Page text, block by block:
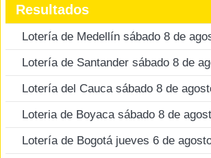
Resultados
Lotería de Medellín sábado 8 de
Lotería de Santander sábado 8 de
Lotería del Cauca sábado 8 de
Loteria de Boyaca sábado 8 de
Lotería de Bogotá jueves 6 de